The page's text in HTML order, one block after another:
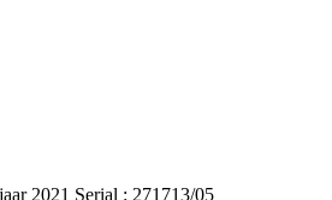
2021 Serial : 271713/05